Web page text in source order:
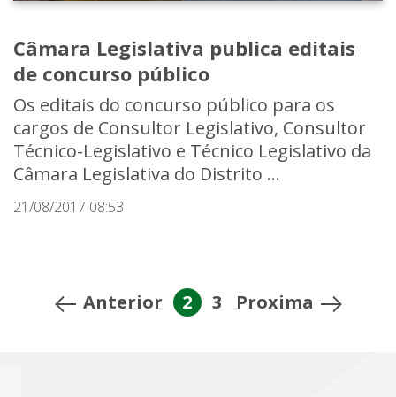
Câmara Legislativa publica editais
de concurso público
Os editais do concurso público para os
cargos de Consultor Legislativo, Consultor
Técnico-Legislativo e Técnico Legislativo da
Câmara Legislativa do Distrito ...
21/08/2017 08:53
Anterior 2 3 Proxima